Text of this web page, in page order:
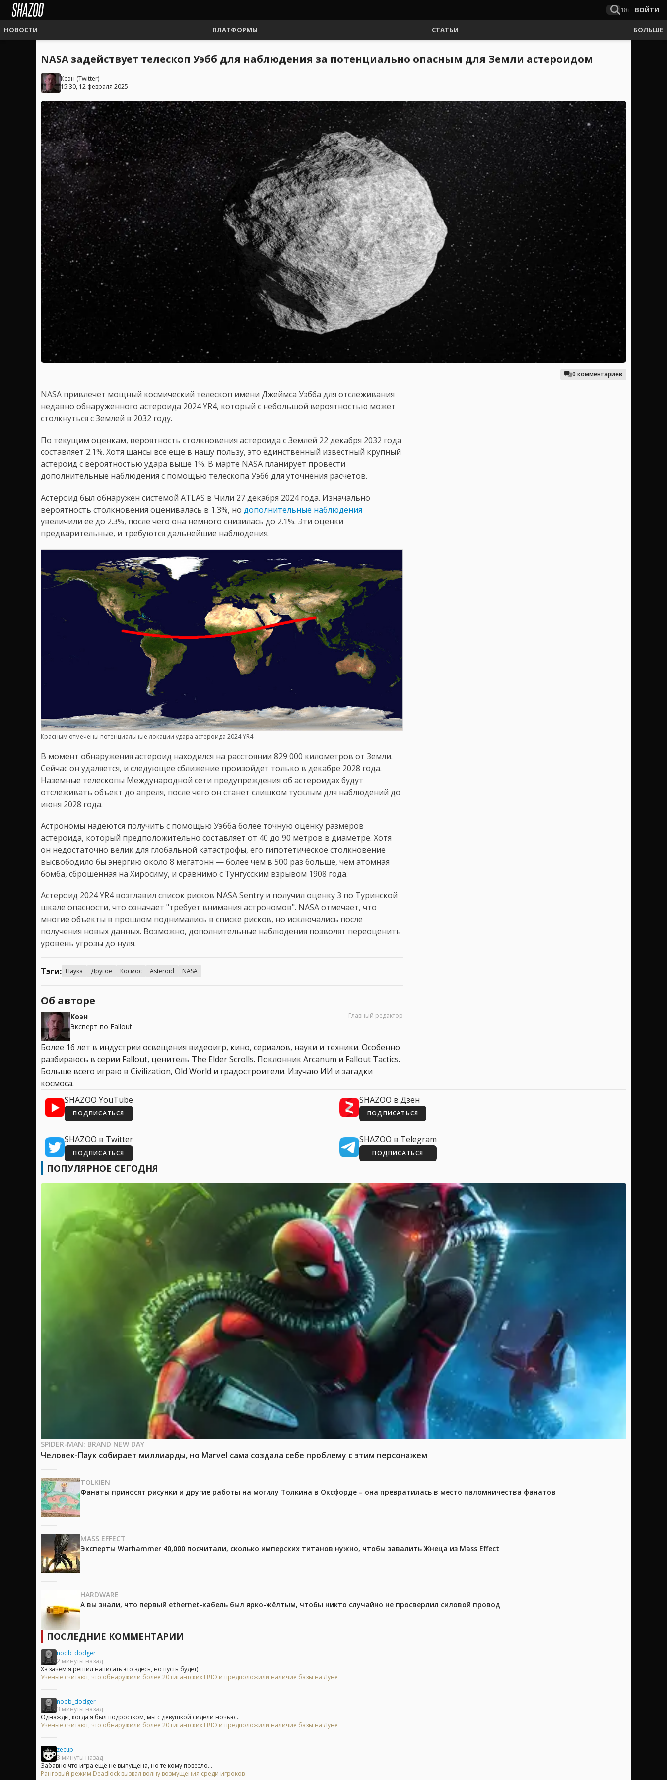
18+ ВОЙТИ
НОВОСТИ ПЛАТФОРМЫ СТАТЬИ БОЛЬШЕ
NASA задействует телескоп Уэбб для наблюдения за потенциально опасным для Земли астероидом
Коэн (Twitter)
15:30, 12 февраля 2025
0 комментариев
NASA привлечет мощный космический телескоп имени Джеймса Уэбба для отслеживания
недавно обнаруженного астероида 2024 YR4, который с небольшой вероятностью может
столкнуться с Землей в 2032 году.
По текущим оценкам, вероятность столкновения астероида с Землей 22 декабря 2032 года
составляет 2.1%. Хотя шансы все еще в нашу пользу, это единственный известный крупный
астероид с вероятностью удара выше 1%. В марте NASA планирует провести
дополнительные наблюдения с помощью телескопа Уэбб для уточнения расчетов.
Астероид был обнаружен системой ATLAS в Чили 27 декабря 2024 года. Изначально
вероятность столкновения оценивалась в 1.3%, но дополнительные наблюдения
увеличили ее до 2.3%, после чего она немного снизилась до 2.1%. Эти оценки
предварительные, и требуются дальнейшие наблюдения.
Красным отмечены потенциальные локации удара астероида 2024 YR4
В момент обнаружения астероид находился на расстоянии 829 000 километров от Земли.
Сейчас он удаляется, и следующее сближение произойдет только в декабре 2028 года.
Наземные телескопы Международной сети предупреждения об астероидах будут
отслеживать объект до апреля, после чего он станет слишком тусклым для наблюдений до
июня 2028 года.
Астрономы надеются получить с помощью Уэбба более точную оценку размеров
астероида, который предположительно составляет от 40 до 90 метров в диаметре. Хотя
он недостаточно велик для глобальной катастрофы, его гипотетическое столкновение
высвободило бы энергию около 8 мегатонн — более чем в 500 раз больше, чем атомная
бомба, сброшенная на Хиросиму, и сравнимо с Тунгусским взрывом 1908 года.
Астероид 2024 YR4 возглавил список рисков NASA Sentry и получил оценку 3 по Туринской
шкале опасности, что означает "требует внимания астрономов". NASA отмечает, что
многие объекты в прошлом поднимались в списке рисков, но исключались после
получения новых данных. Возможно, дополнительные наблюдения позволят переоценить
уровень угрозы до нуля.
Тэги: Наука Другое Космос Asteroid NASA
Об авторе
Коэн
Эксперт по Fallout
Главный редактор
Более 16 лет в индустрии освещения видеоигр, кино, сериалов, науки и техники. Особенно
разбираюсь в серии Fallout, ценитель The Elder Scrolls. Поклонник Arcanum и Fallout Tactics.
Больше всего играю в Civilization, Old World и градостроители. Изучаю ИИ и загадки
космоса.
SHAZOO YouTube
ПОДПИСАТЬСЯ
SHAZOO в Дзен
ПОДПИСАТЬСЯ
SHAZOO в Twitter
ПОДПИСАТЬСЯ
SHAZOO в Telegram
ПОДПИСАТЬСЯ
ПОПУЛЯРНОЕ СЕГОДНЯ
SPIDER-MAN: BRAND NEW DAY
Человек-Паук собирает миллиарды, но Marvel сама создала себе проблему с этим персонажем
TOLKIEN
Фанаты приносят рисунки и другие работы на могилу Толкина в Оксфорде – она превратилась в место паломничества фанатов
MASS EFFECT
Эксперты Warhammer 40,000 посчитали, сколько имперских титанов нужно, чтобы завалить Жнеца из Mass Effect
HARDWARE
А вы знали, что первый ethernet-кабель был ярко-жёлтым, чтобы никто случайно не просверлил силовой провод
ПОСЛЕДНИЕ КОММЕНТАРИИ
noob_dodger
2 минуты назад
Хз зачем я решил написать это здесь, но пусть будет)
Учёные считают, что обнаружили более 20 гигантских НЛО и предположили наличие базы на Луне
noob_dodger
3 минуты назад
Однажды, когда я был подростком, мы с девушкой сидели ночью...
Учёные считают, что обнаружили более 20 гигантских НЛО и предположили наличие базы на Луне
zecup
3 минуты назад
Забавно что игра ещё не выпущена, но те кому повезло...
Ранговый режим Deadlock вызвал волну возмущения среди игроков